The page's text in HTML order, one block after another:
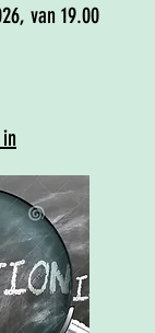
van 19.00